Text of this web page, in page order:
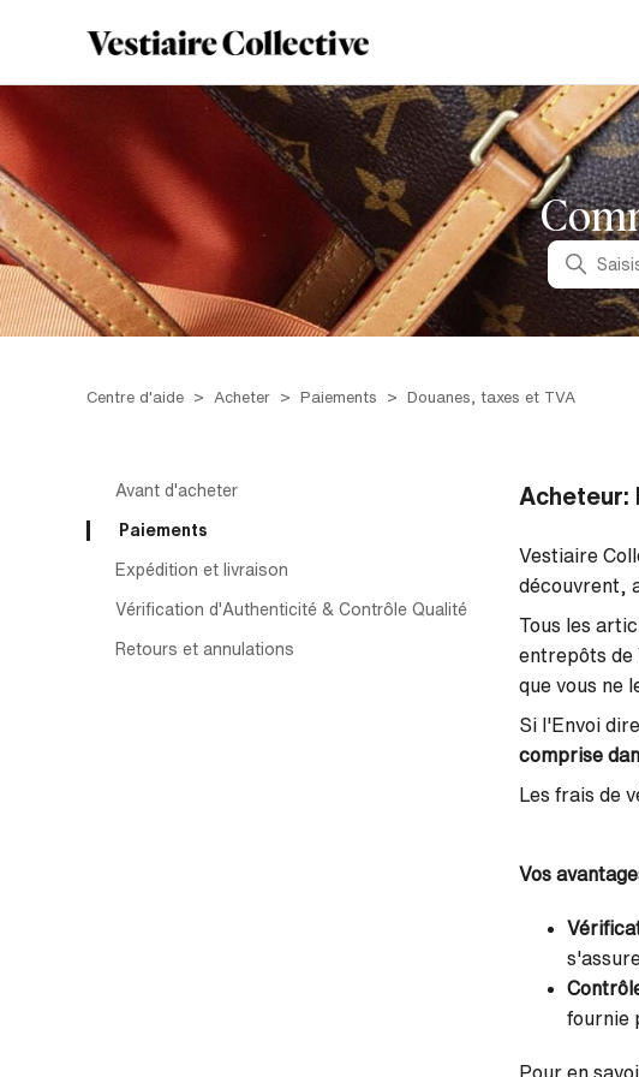
Recherche
Centre d'aide Acheter Paiements Douanes, taxes et TVA
Avant d'acheter
Paiements
Expédition et livraison
Vérification d'Authenticité & Contrôle Qualité
Retours et annulations
Acheteur:
Vestiaire
découvrent,
Tous les
entrepôts de
que vous ne
Si l'Envoi
comprise
Les frais de
Vos
fournie
Pour en